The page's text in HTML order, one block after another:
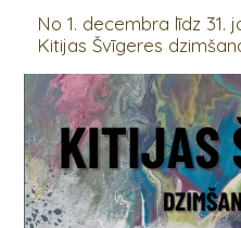
No 1. decembra līdz
Kitijas Švīgeres